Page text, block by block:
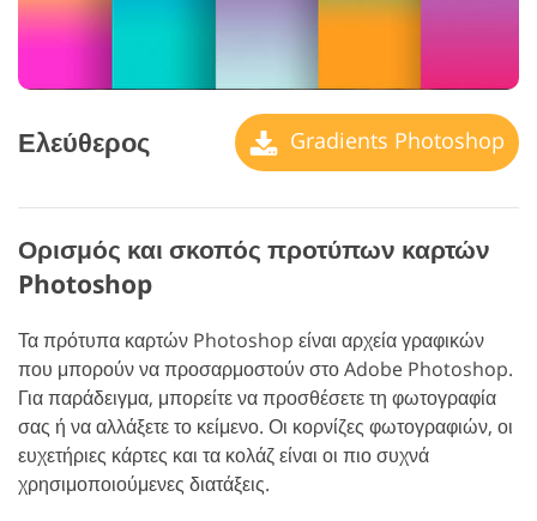
Ελεύθερος Gradients Photoshop
Ορισμός και σκοπός προτύπων καρτών
Photoshop
Τα πρότυπα καρτών Photoshop είναι αρχεία γραφικών
που μπορούν να προσαρμοστούν στο Adobe Photoshop.
Για παράδειγμα, μπορείτε να προσθέσετε τη φωτογραφία
σας ή να αλλάξετε το κείμενο. Οι κορνίζες φωτογραφιών, οι
ευχετήριες κάρτες και τα κολάζ είναι οι πιο συχνά
χρησιμοποιούμενες διατάξεις.